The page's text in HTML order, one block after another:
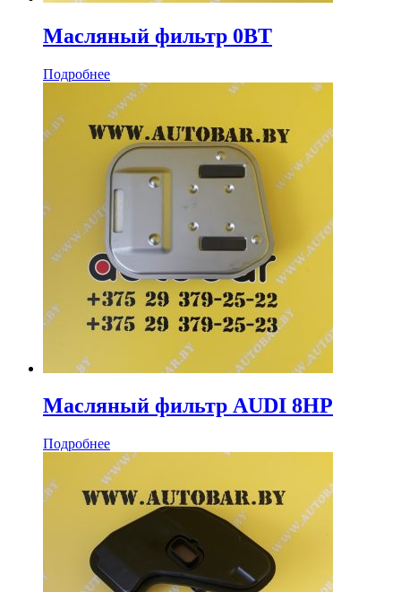
Масляный фильтр 0BT
Подробнее
Масляный фильтр AUDI 8HP
Подробнее